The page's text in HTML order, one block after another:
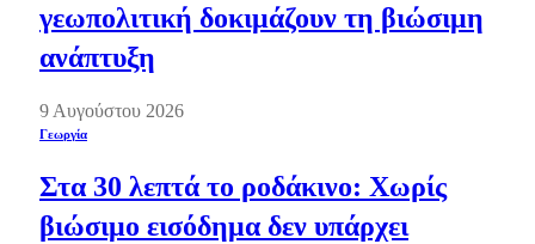
γεωπολιτική δοκιμάζουν τη βιώσιμη
ανάπτυξη
9 Αυγούστου 2026
Γεωργία
Στα 30 λεπτά το ροδάκινο: Χωρίς
βιώσιμο εισόδημα δεν υπάρχει